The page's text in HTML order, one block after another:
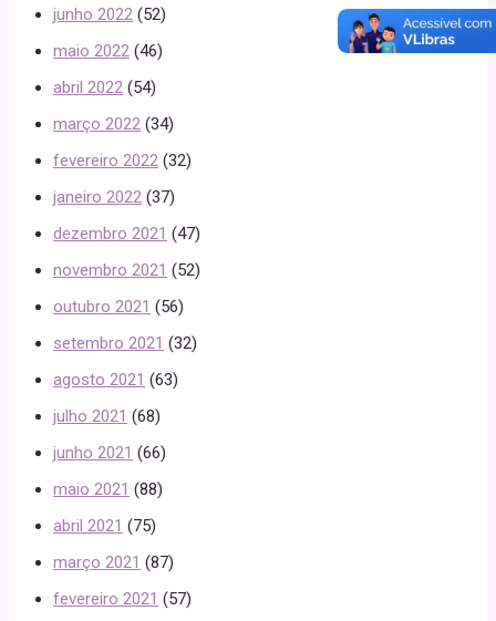
junho 2022 (52)
maio 2022 (46)
abril 2022 (54)
março 2022 (34)
fevereiro 2022 (32)
janeiro 2022 (37)
dezembro 2021 (47)
novembro 2021 (52)
outubro 2021 (56)
setembro 2021 (32)
agosto 2021 (63)
julho 2021 (68)
junho 2021 (66)
maio 2021 (88)
abril 2021 (75)
março 2021 (87)
fevereiro 2021 (57)